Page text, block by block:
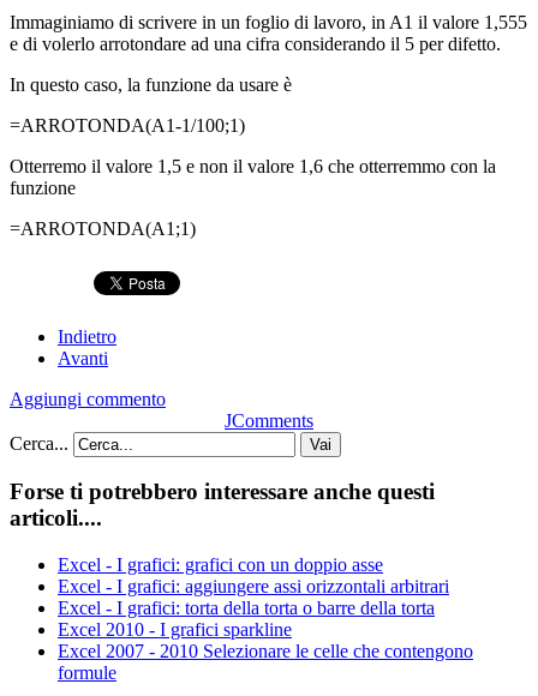
Immaginiamo di scrivere in un foglio di lavoro, in A1 il valore 1,555
e di volerlo arrotondare ad una cifra considerando il 5 per difetto.
In questo caso, la funzione da usare è
=ARROTONDA(A1-1/100;1)
Otterremo il valore 1,5 e non il valore 1,6 che otterremmo con la
funzione
=ARROTONDA(A1;1)
Indietro
Avanti
Aggiungi commento
JComments
Cerca...
Vai
Forse ti potrebbero interessare anche questi
articoli....
Excel - I grafici: grafici con un doppio asse
Excel - I grafici: aggiungere assi orizzontali arbitrari
Excel - I grafici: torta della torta o barre della torta
Excel 2010 - I grafici sparkline
Excel 2007 - 2010 Selezionare le celle che contengono
formule